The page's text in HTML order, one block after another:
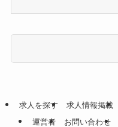
ル求人を探す 求人情報掲載
運営者
お問い合わせ